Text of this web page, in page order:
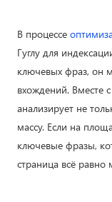
В процессе
Гуглу для
ключевых фраз, он
вхождений. Вместе
анализирует не
массу. Если на
ключевые фразы,
страница всё равно